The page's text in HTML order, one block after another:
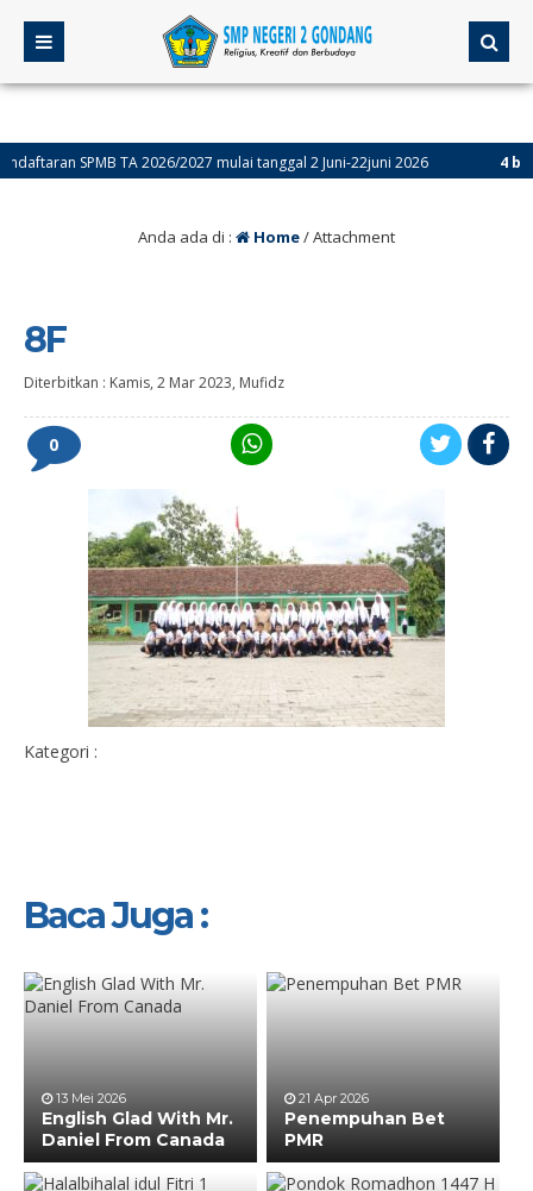
SPMB TA 2026/2027 mulai tanggal 2 Juni-22juni 2026 4 bulan
Anda ada di : Home/ Attachment
8F
Diterbitkan : Kamis, 2 Mar 2023, Mufidz
0
Kategori :
Baca Juga :
13 Mei 2026
English Glad With Mr.
Daniel From Canada
21 Apr 2026
Penempuhan Bet
PMR